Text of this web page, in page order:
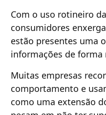
Com o uso rotineiro
consumidores
estão presentes uma
informações de
Muitas empresas
comportamento e
como uma extensão